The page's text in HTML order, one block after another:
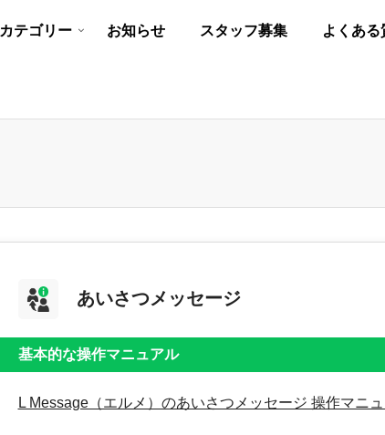
カテゴリー お知らせ スタッフ募集 よくある
あいさつメッセージ
基本的な操作マニュアル
L Message（エルメ）のあいさつメッセージ 操作マニ